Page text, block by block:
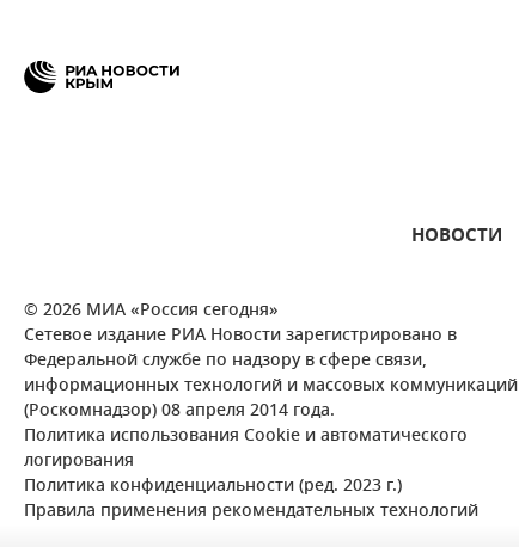
НОВОСТИ
© 2026 МИА «Россия сегодня»
Сетевое издание РИА Новости зарегистрировано в
Федеральной службе по надзору в сфере связи,
информационных технологий и массовых коммуникаций
(Роскомнадзор) 08 апреля 2014 года.
Политика использования Cookie и автоматического
логирования
Политика конфиденциальности (ред. 2023 г.)
Правила применения рекомендательных технологий